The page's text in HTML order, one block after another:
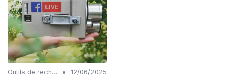
Outils de recherche de mots-clés IA •
12/06/2025